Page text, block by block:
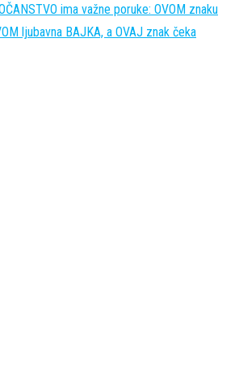
ima važne poruke: OVOM znaku
ljubavna BAJKA, a OVAJ znak čeka